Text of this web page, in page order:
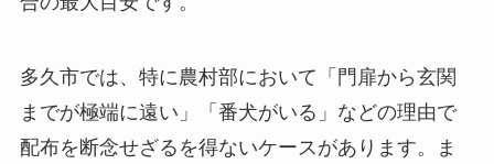
多久市では、特に農村部において「門扉から玄関
までが極端に遠い」「番犬がいる」などの理由で
配布を断念せざるを得ないケースがあります。ま